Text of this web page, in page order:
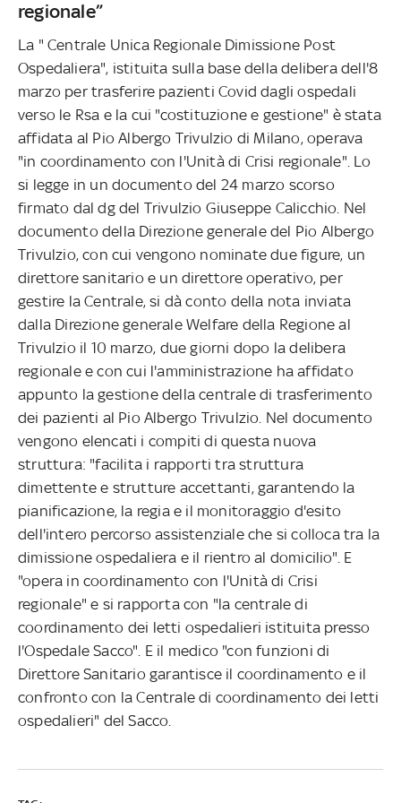
regionale”
La " Centrale Unica Regionale Dimissione Post
Ospedaliera", istituita sulla base della delibera dell'8
marzo per trasferire pazienti Covid dagli ospedali
verso le Rsa e la cui "costituzione e gestione" è stata
affidata al Pio Albergo Trivulzio di Milano, operava
"in coordinamento con l'Unità di Crisi regionale". Lo
si legge in un documento del 24 marzo scorso
firmato dal dg del Trivulzio Giuseppe Calicchio. Nel
documento della Direzione generale del Pio Albergo
Trivulzio, con cui vengono nominate due figure, un
direttore sanitario e un direttore operativo, per
gestire la Centrale, si dà conto della nota inviata
dalla Direzione generale Welfare della Regione al
Trivulzio il 10 marzo, due giorni dopo la delibera
regionale e con cui l'amministrazione ha affidato
appunto la gestione della centrale di trasferimento
dei pazienti al Pio Albergo Trivulzio. Nel documento
vengono elencati i compiti di questa nuova
struttura: "facilita i rapporti tra struttura
dimettente e strutture accettanti, garantendo la
pianificazione, la regia e il monitoraggio d'esito
dell'intero percorso assistenziale che si colloca tra la
dimissione ospedaliera e il rientro al domicilio". E
"opera in coordinamento con l'Unità di Crisi
regionale" e si rapporta con "la centrale di
coordinamento dei letti ospedalieri istituita presso
l'Ospedale Sacco". E il medico "con funzioni di
Direttore Sanitario garantisce il coordinamento e il
confronto con la Centrale di coordinamento dei letti
ospedalieri" del Sacco.